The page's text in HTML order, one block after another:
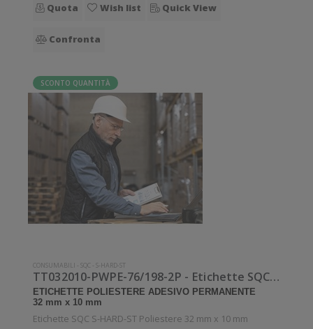
Quota Wish list Quick View
Confronta
SCONTO QUANTITÀ
CONSUMABILI -SQC -S-HARD-ST
TT032010-PWPE-76/198-2P - Etichette SQC S-HARD-ST Poliestere
ETICHETTE POLIESTERE ADESIVO PERMANENTE
32 mm x 10 mm
Etichette SQC S-HARD-ST Poliestere 32 mm x 10 mm